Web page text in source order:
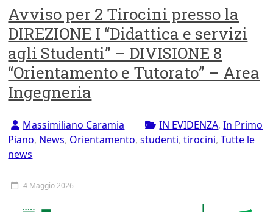
di
Roma
Tor
Vergata
Avviso per 2 Tirocini presso la
DIREZIONE I “Didattica e servizi
agli Studenti” – DIVISIONE 8
“Orientamento e Tutorato” – Area
Ingegneria
Massimiliano Caramia IN EVIDENZA,In Primo
Piano, News, Orientamento,studenti,tirocini,Tutte le
news
4 Maggio 2026